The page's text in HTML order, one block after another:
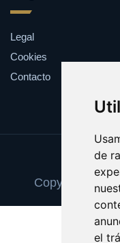
de
el
Legal
Cookies
Contacto
Copyright ©